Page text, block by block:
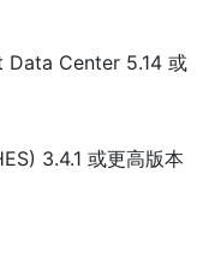
Center 5.14 或
3.4.1 或更高版本